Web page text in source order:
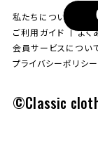
私たちについて
ご利用ガイド
よく
会員サービスについ
プライバシーポリシー
©Classic